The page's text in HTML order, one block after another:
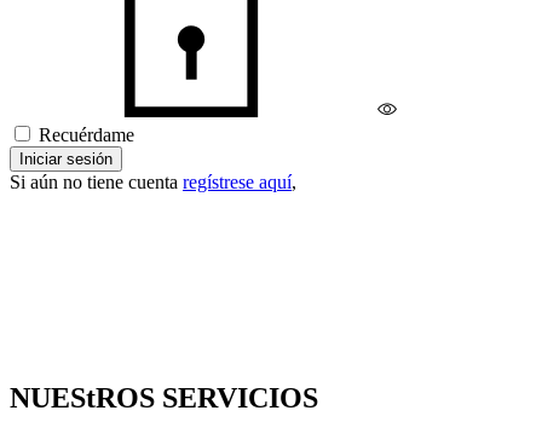
Recuérdame
Iniciar sesión
Si aún no tiene cuenta regístrese aquí,
NUEStROS SERVICIOS